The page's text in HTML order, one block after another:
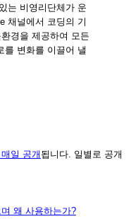
는 비영리단체가 운
채널에서 코딩의 기
경을 제공하여 모든
를 변화를 이끌어 낼
일 공개 됩니다. 일별로 공개
왜 사용하는가?